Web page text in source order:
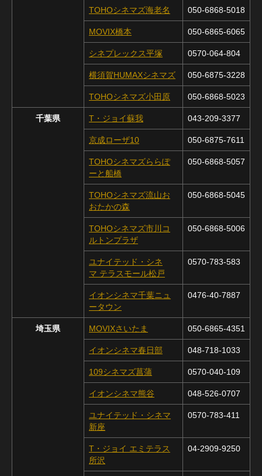
TOHOシネマズ海老名 050-6868-5018
MOVIX橋本 050-6865-6065​
シネプレックス平塚 0570-064-804
横須賀HUMAXシネマズ 050-6875-3228
TOHOシネマズ小田原 050-6868-5023
千葉県 T・ジョイ蘇我 043-209-3377
京成ローザ10 050-6875-7611
TOHOシネマズららぽ
ーと船橋
050-6868-5057
TOHOシネマズ流山お
おたかの森
050-6868-5045
TOHOシネマズ市川コ
ルトンプラザ
050-6868-5006
ユナイテッド・シネ
マ テラスモール松戸
0570-783-583
イオンシネマ千葉ニュ
ータウン
0476-40-7887
埼玉県 MOVIXさいたま 050-6865-4351
イオンシネマ春日部 048-718-1033
109シネマズ菖蒲 0570-040-109
イオンシネマ熊谷 048-526-0707
ユナイテッド・シネマ
新座
0570-783-411
T・ジョイ エミテラス
所沢
04-2909-9250